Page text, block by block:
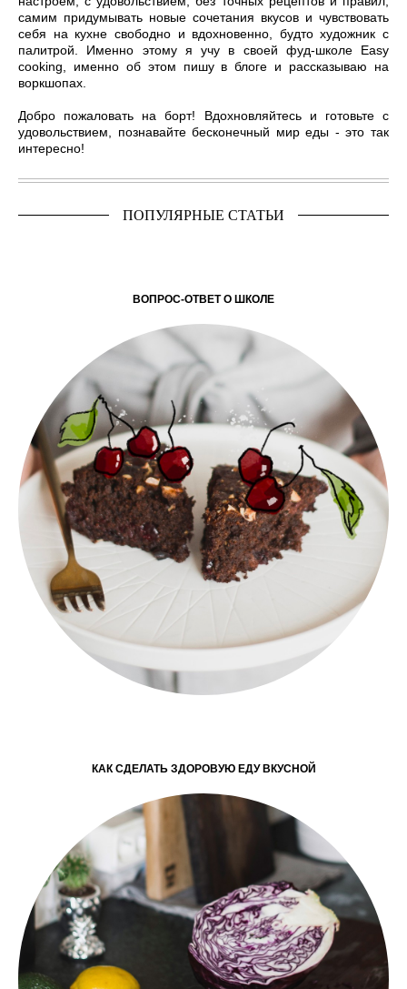
Добро пожаловать на борт! Вдохновляйтесь и готовьте с
удовольствием, познавайте бесконечный мир еды - это так
интересно!
ПОПУЛЯРНЫЕ СТАТЬИ
КАК СДЕЛАТЬ ЗДОРОВУЮ ЕДУ ВКУСНОЙ